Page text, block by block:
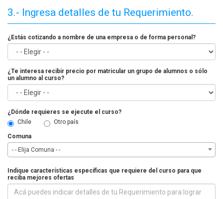
3.- Ingresa detalles de tu Requerimiento.
¿Estás cotizando a nombre de una empresa o de forma personal?
¿Te interesa recibir precio por matricular un grupo de alumnos o sólo
un alumno al curso?
¿Dónde requieres se ejecute el curso?
Chile
Otro país
Comuna
- - Elija Comuna - -
Indique características específicas que requiere del curso para que
reciba mejores ofertas